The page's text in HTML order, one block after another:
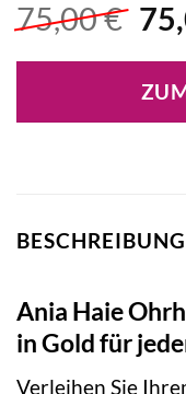
75,00€
BESCHREIBUNG
Ania Haie
in Gold für
Verleihen Sie